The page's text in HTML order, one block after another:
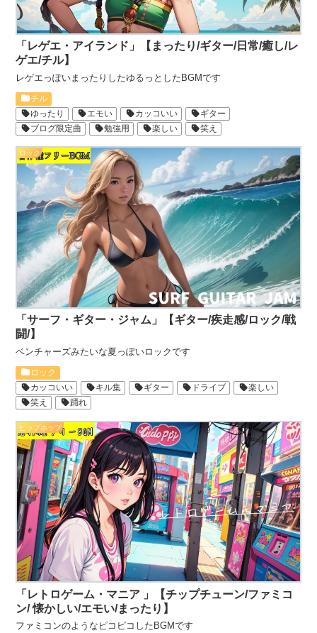
「レゲエ・アイランド」【まったり/ギター/日常/癒し/レ
ゲエ/チル】
レゲエっぽいまったりしたゆるっとしたBGMです
チル
ゆったり
エモい カッコいい
ギター
ブログ限定曲
勉強用 楽しい 笑え
ロック
「サーフ・ギター・ジャム」【ギター/疾走感/ロック/戦
闘/】
ベンチャーズみたいな夏っぽいロックです
ロック
カッコいい
キル集 ギター ドライブ
楽しい
笑え
踊れ
ヒップホップ
「レトロゲーム・マニア 」【チップチューン/ファミコ
ン/ 懐かしい/エモい/まったり】
ファミコンのようなピコピコしたBGMです